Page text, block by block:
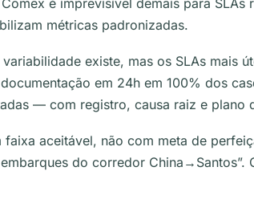
é imprevisível demais para SLAs
métricas padronizadas.
variabilidade existe, mas os SLAs mais
em 24h em 100% dos
— com registro, causa raiz e plano
faixa aceitável, não com meta de
do corredor